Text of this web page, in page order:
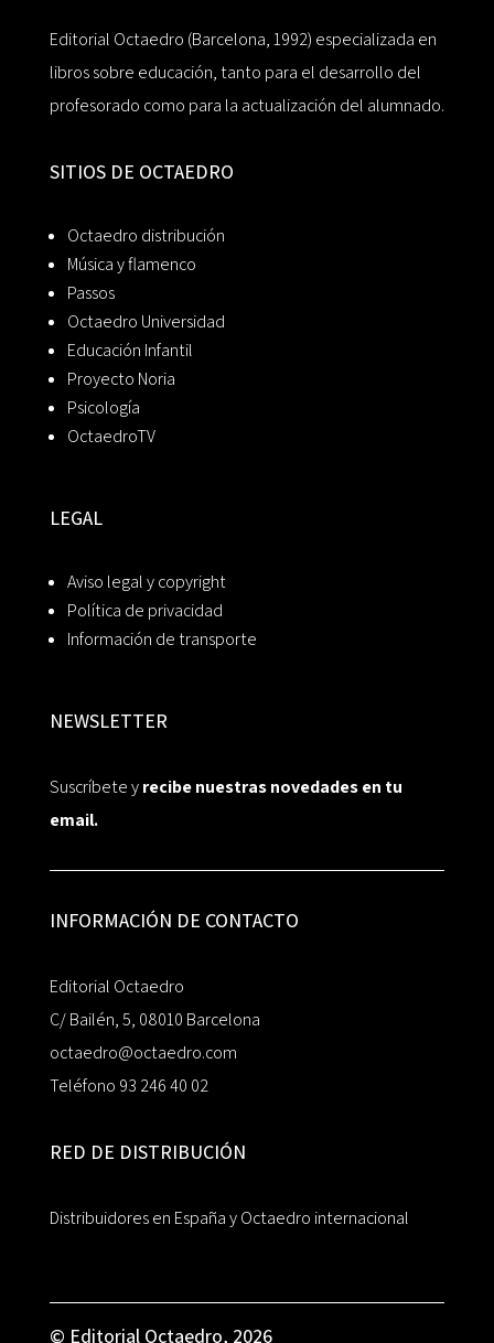
Editorial Octaedro (Barcelona, 1992) especializada en
libros sobre educación, tanto para el desarrollo del
profesorado como para la actualización del alumnado.
SITIOS DE OCTAEDRO
Octaedro distribución
Música y flamenco
Passos
Octaedro Universidad
Educación Infantil
Proyecto Noria
Psicología
OctaedroTV
LEGAL
Aviso legal y copyright
Política de privacidad
Información de transporte
NEWSLETTER
Suscríbete yrecibe nuestras novedades en tu
email.
INFORMACIÓN DE CONTACTO
Editorial Octaedro
C/ Bailén, 5, 08010 Barcelona
octaedro@octaedro.com
Teléfono 93 246 40 02
RED DE DISTRIBUCIÓN
Distribuidores en España y Octaedro internacional
© Editorial Octaedro, 2026